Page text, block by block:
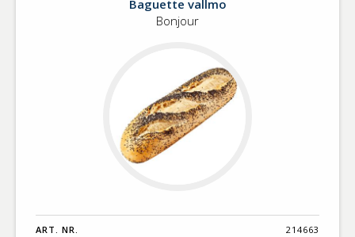
Baguette vallmo
Bonjour
ART. NR. 214663